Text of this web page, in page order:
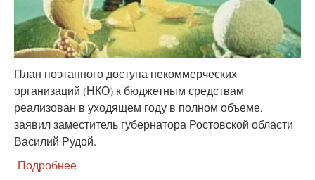
План поэтапного доступа некоммерческих
организаций (НКО) к бюджетным средствам
реализован в уходящем году в полном объеме,
заявил заместитель губернатора Ростовской области
Василий Рудой.
Подробнее